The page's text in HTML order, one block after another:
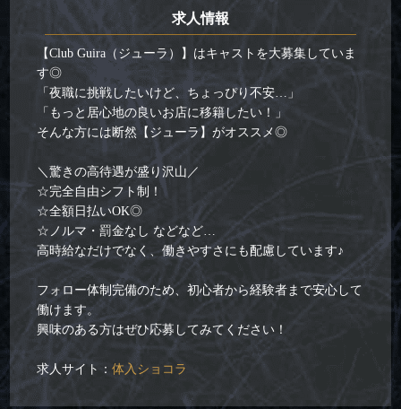
求人情報
【Club Guira（ジューラ）】はキャストを大募集していま
す◎
「夜職に挑戦したいけど、ちょっぴり不安…」
「もっと居心地の良いお店に移籍したい！」
そんな方には断然【ジューラ】がオススメ◎
＼驚きの高待遇が盛り沢山／
☆完全自由シフト制！
☆全額日払いOK◎
☆ノルマ・罰金なし などなど…
高時給なだけでなく、働きやすさにも配慮しています♪
フォロー体制完備のため、初心者から経験者まで安心して
働けます。
興味のある方はぜひ応募してみてください！
求人サイト：体入ショコラ